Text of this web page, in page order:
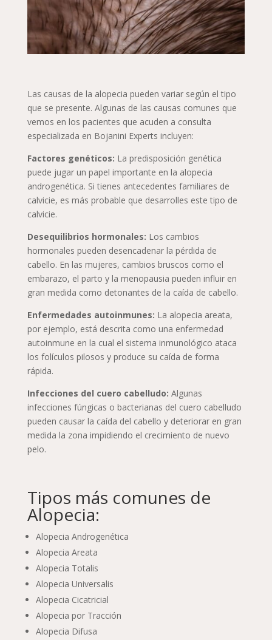
Las causas de la alopecia pueden variar según el tipo
que se presente. Algunas de las causas comunes que
vemos en los pacientes que acuden a consulta
especializada en Bojanini Experts incluyen:
Factores genéticos: La predisposición genética
puede jugar un papel importante en la alopecia
androgenética. Si tienes antecedentes familiares de
calvicie, es más probable que desarrolles este tipo de
calvicie.
Desequilibrios hormonales: Los cambios
hormonales pueden desencadenar la pérdida de
cabello. En las mujeres, cambios bruscos como el
embarazo, el parto y la menopausia pueden influir en
gran medida como detonantes de la caída de cabello.
Enfermedades autoinmunes: La alopecia areata,
por ejemplo, está descrita como una enfermedad
autoinmune en la cual el sistema inmunológico ataca
los folículos pilosos y produce su caída de forma
rápida.
Infecciones del cuero cabelludo: Algunas
infecciones fúngicas o bacterianas del cuero cabelludo
pueden causar la caída del cabello y deteriorar en gran
medida la zona impidiendo el crecimiento de nuevo
pelo.
Tipos más comunes de
Alopecia:
Alopecia Androgenética
Alopecia Areata
Alopecia Totalis
Alopecia Universalis
Alopecia Cicatricial
Alopecia por Tracción
Alopecia Difusa